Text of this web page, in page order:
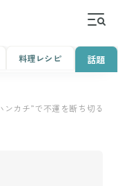
料理レシピ 話題
カチ”で不運を断ち切る